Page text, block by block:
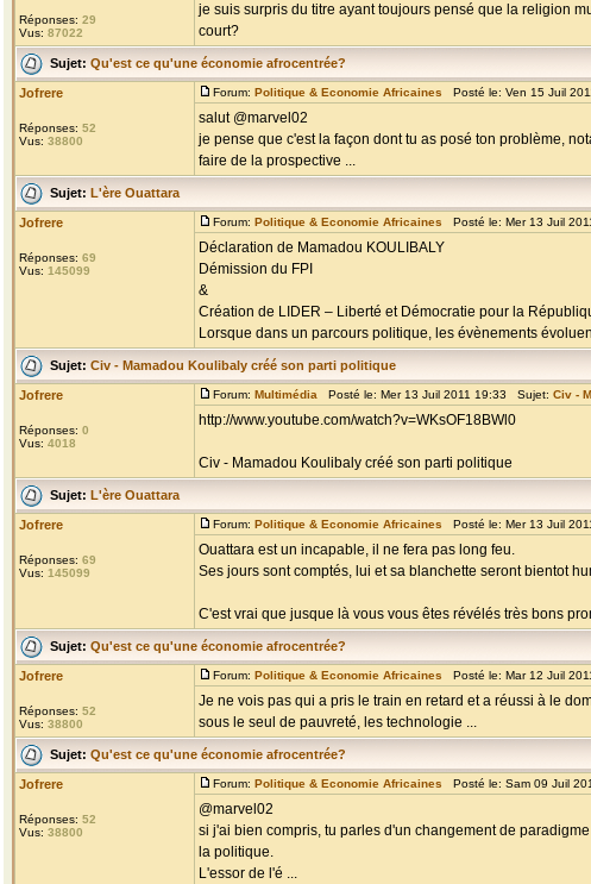
Réponses: 29
Vus: 87022
je suis surpris du titre ayant toujours pensé que la religion
court?
Sujet: Qu'est ce qu'une économie afrocentrée?
Jofrere
Réponses: 52
Vus: 38800
Forum: Politique & Economie Africaines Posté le: Ven 15 Juil
salut @marvel02
je pense que c'est la façon dont tu as posé ton problème,
faire de la prospective ...
Sujet: L'ère Ouattara
Jofrere
Réponses: 69
Vus: 145099
Forum: Politique & Economie Africaines Posté le: Mer 13 Juil
Déclaration de Mamadou KOULIBALY
Démission du FPI
&
Création de LIDER – Liberté et Démocratie pour la
Lorsque dans un parcours politique, les évènements
Sujet: Civ - Mamadou Koulibaly créé son parti politique
Jofrere
Réponses: 0
Vus: 4018
Forum: Multimédia Posté le: Mer 13 Juil 2011 19:33 Sujet: Civ -
http://www.youtube.com/watch?v=WKsOF18BWl0
Civ - Mamadou Koulibaly créé son parti politique
Sujet: L'ère Ouattara
Jofrere
Réponses: 69
Vus: 145099
Forum: Politique & Economie Africaines Posté le: Mer 13 Juil
Ouattara est un incapable, il ne fera pas long feu.
Ses jours sont comptés, lui et sa blanchette seront bientot
C'est vrai que jusque là vous vous êtes révélés très bons
Sujet: Qu'est ce qu'une économie afrocentrée?
Jofrere
Réponses: 52
Vus: 38800
Forum: Politique & Economie Africaines Posté le: Mar 12 Juil
Je ne vois pas qui a pris le train en retard et a réussi à le
sous le seul de pauvreté, les technologie ...
Sujet: Qu'est ce qu'une économie afrocentrée?
Jofrere
Réponses: 52
Vus: 38800
Forum: Politique & Economie Africaines Posté le: Sam 09 Juil
@marvel02
si j'ai bien compris, tu parles d'un changement de
la politique.
L'essor de l'é ...